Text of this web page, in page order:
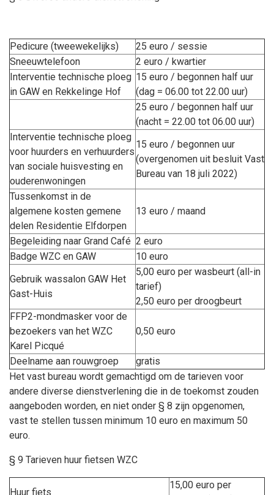
Pedicure (tweewekelijks)
25 euro / sessie
Sneeuwtelefoon
2 euro / kwartier
Interventie technische ploeg
in GAW en Rekkelinge Hof
15 euro / begonnen half uur
(dag = 06.00 tot 22.00 uur)
25 euro / begonnen half uur
(nacht = 22.00 tot 06.00 uur)
Interventie technische ploeg
voor huurders en verhuurders
van sociale huisvesting en
ouderenwoningen
15 euro / begonnen uur
(overgenomen uit besluit Vast
Bureau van 18 juli 2022)
Tussenkomst in de
algemene kosten gemene
delen Residentie Elfdorpen
13 euro / maand
Begeleiding naar Grand Café 2 euro
Badge WZC en GAW
10 euro
Gebruik wassalon GAW Het
Gast-Huis
5,00 euro per wasbeurt (all-in
tarief)
2,50 euro per droogbeurt
FFP2-mondmasker voor de
bezoekers van het WZC
Karel Picqué
0,50 euro
Deelname aan rouwgroep
gratis
Het vast bureau wordt gemachtigd om de tarieven voor
andere diverse dienstverlening die in de toekomst zouden
aangeboden worden, en niet onder § 8 zijn opgenomen,
vast te stellen tussen minimum 10 euro en maximum 50
euro.
§ 9 Tarieven huur fietsen WZC
Huur fiets
15,00 euro per